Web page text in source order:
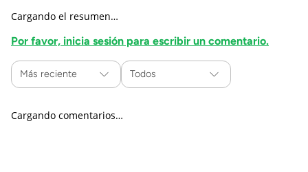
Cargando el resumen…
Por favor, inicia sesión para escribir un comentario.
Más reciente Todos
Cargando comentarios…